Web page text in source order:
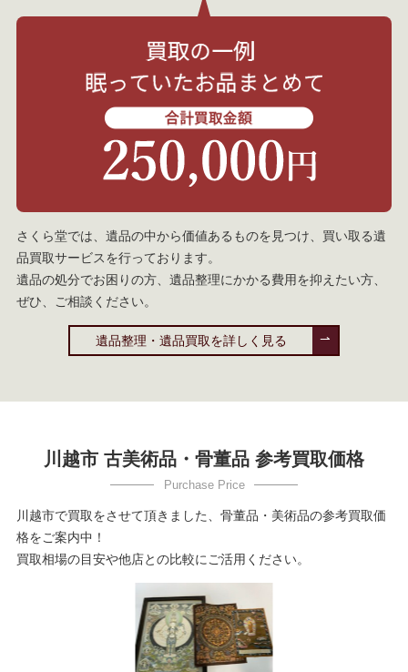
さくら堂では、遺品の中から価値あるものを見つけ、買い取る遺
品買取サービスを行っております。
遺品の処分でお困りの方、遺品整理にかかる費用を抑えたい方、
ぜひ、ご相談ください。
遺品整理・遺品買取を詳しく見る
川越市 古美術品・骨董品 参考買取価格
川越市で買取をさせて頂きました、骨董品・美術品の参考買取価
格をご案内中！
買取相場の目安や他店との比較にご活用ください。